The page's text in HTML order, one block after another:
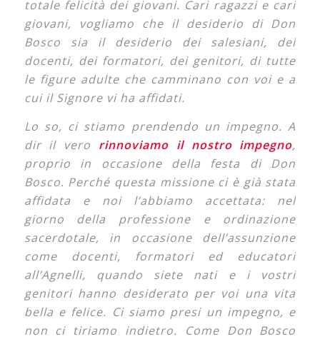
totale felicità dei giovani. Cari ragazzi e cari
giovani, vogliamo che il desiderio di Don
Bosco sia il desiderio dei salesiani, dei
docenti, dei formatori, dei genitori, di tutte
le figure adulte che camminano con voi e a
cui il Signore vi ha affidati.
Lo so, ci stiamo prendendo un impegno. A
dir il vero rinnoviamo il nostro impegno,
proprio in occasione della festa di Don
Bosco. Perché questa missione ci è già stata
affidata e noi l’abbiamo accettata: nel
giorno della professione e ordinazione
sacerdotale, in occasione dell’assunzione
come docenti, formatori ed educatori
all’Agnelli, quando siete nati e i vostri
genitori hanno desiderato per voi una vita
bella e felice. Ci siamo presi un impegno, e
non ci tiriamo indietro. Come Don Bosco